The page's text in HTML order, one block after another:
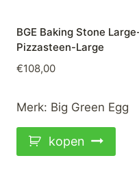
BGE Baking Stone
Pizzasteen-Large
€108,00
Merk: Big Green Egg
kopen